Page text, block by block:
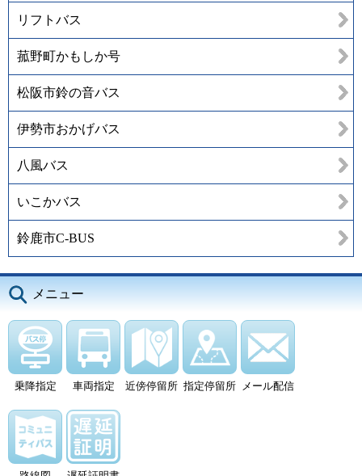
リフトバス
菰野町かもしか号
松阪市鈴の音バス
伊勢市おかげバス
八風バス
いこかバス
鈴鹿市C-BUS
メニュー
乗降指定 車両指定 近傍停留所 指定停留所 メール配信